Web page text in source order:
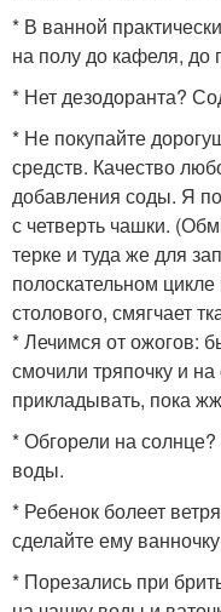
* В ванной
на полу до кафеля, до
* Нет дезодоранта?
* Не покупайте
средств. Качество
добавления соды. Я
с четверть чашки.
терке и туда же для
полоскательном
столового, смягчает
* Лечимся от ожогов:
смочили тряпочку и
прикладывать, пока
* Обгорели на
воды.
* Ребенок болеет
сделайте ему
* Порезались при